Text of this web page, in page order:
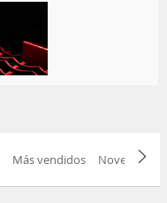
Más vendidos Novedad